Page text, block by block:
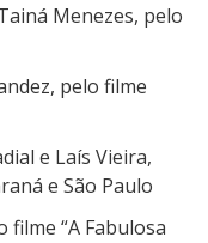
Menezes, pelo
pelo filme
e Laís Vieira,
e São Paulo
filme “A Fabulosa